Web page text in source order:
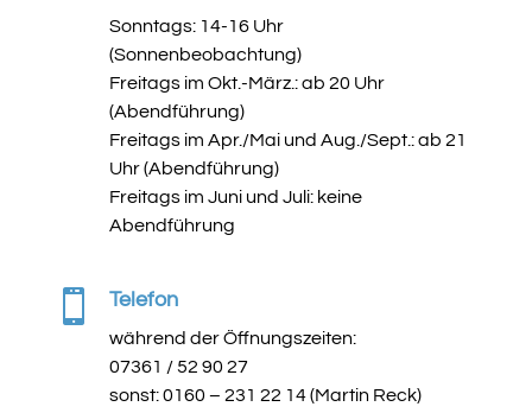
Sonntags: 14-16 Uhr
(Sonnenbeobachtung)
Freitags im Okt.-März.: ab 20 Uhr
(Abendführung)
Freitags im Apr./Mai und Aug./Sept.: ab 21
Uhr (Abendführung)
Freitags im Juni und Juli: keine
Abendführung
 Telefon
während der Öffnungszeiten:
07361 / 52 90 27
sonst: 0160 – 231 22 14 (Martin Reck)